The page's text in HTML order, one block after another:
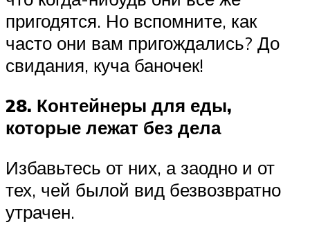
пригодятся. Но вспомните, как
часто они вам пригождались? До
свидания, куча баночек!
28. Контейнеры для еды,
которые лежат без дела
Избавьтесь от них, а заодно и от
тех, чей былой вид безвозвратно
утрачен.